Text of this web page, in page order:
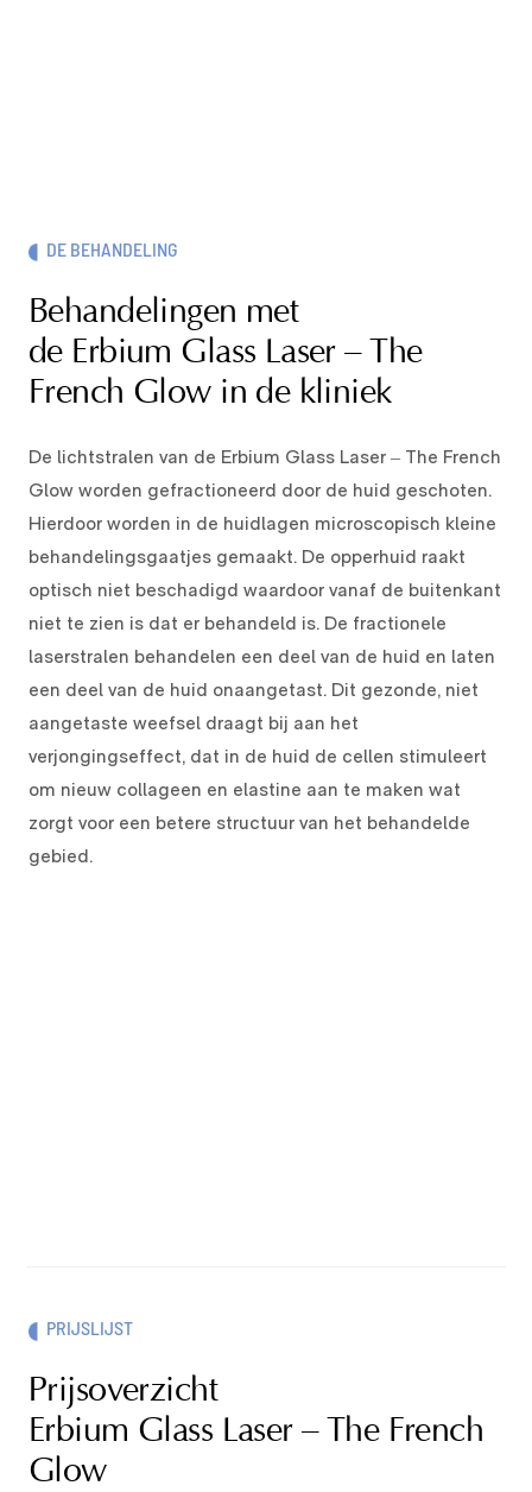
DE BEHANDELING
Behandelingen met
de Erbium Glass Laser – The
French Glow in de kliniek
De lichtstralen van de Erbium Glass Laser – The French
Glow worden gefractioneerd door de huid geschoten.
Hierdoor worden in de huidlagen microscopisch kleine
behandelingsgaatjes gemaakt. De opperhuid raakt
optisch niet beschadigd waardoor vanaf de buitenkant
niet te zien is dat er behandeld is. De fractionele
laserstralen behandelen een deel van de huid en laten
een deel van de huid onaangetast. Dit gezonde, niet
aangetaste weefsel draagt bij aan het
verjongingseffect, dat in de huid de cellen stimuleert
om nieuw collageen en elastine aan te maken wat
zorgt voor een betere structuur van het behandelde
gebied.
PRIJSLIJST
Prijsoverzicht
Erbium Glass Laser – The French
Glow